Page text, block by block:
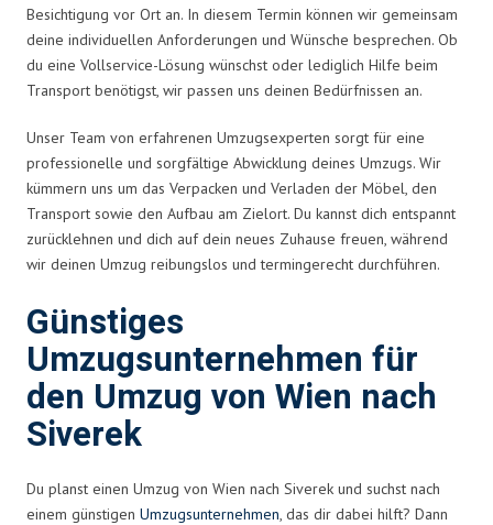
Besichtigung vor Ort an. In diesem Termin können wir gemeinsam
deine individuellen Anforderungen und Wünsche besprechen. Ob
du eine Vollservice-Lösung wünschst oder lediglich Hilfe beim
Transport benötigst, wir passen uns deinen Bedürfnissen an.
Unser Team von erfahrenen Umzugsexperten sorgt für eine
professionelle und sorgfältige Abwicklung deines Umzugs. Wir
kümmern uns um das Verpacken und Verladen der Möbel, den
Transport sowie den Aufbau am Zielort. Du kannst dich entspannt
zurücklehnen und dich auf dein neues Zuhause freuen, während
wir deinen Umzug reibungslos und termingerecht durchführen.
Günstiges
Umzugsunternehmen für
den Umzug von Wien nach
Siverek
Du planst einen Umzug von Wien nach Siverek und suchst nach
einem günstigen Umzugsunternehmen, das dir dabei hilft? Dann